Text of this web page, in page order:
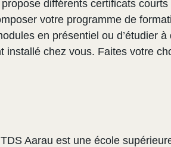
différents certificats
votre programme de
en présentiel ou d’étudier à
installé chez vous. Faites votre
Aarau est une école